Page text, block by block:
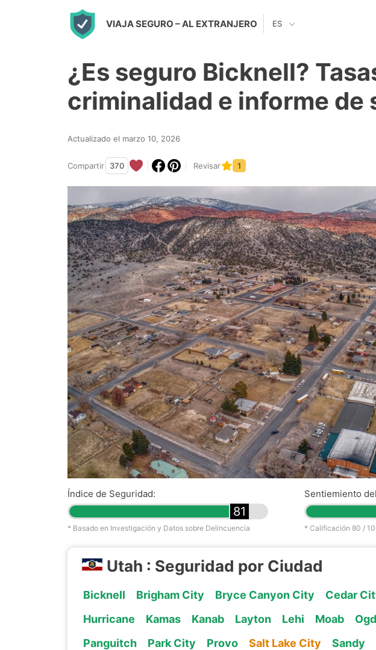
VIAJA SEGURO – AL EXTRANJERO ES
¿Es seguro Bicknell?
criminalidad e informe de
Actualizado el marzo 10, 2026
Compartir 370 Revisar 1
Índice de Seguridad:
81
* Basado en Investigación y Datos sobre Delincuencia
Sentiemiento
* Calificación 80 /
Utah : Seguridad por Ciudad
Bicknell Brigham City Bryce Canyon City Cedar
Hurricane
Kamas Kanab Layton Lehi Moab
Panguitch
Park City Provo Salt Lake City Sandy